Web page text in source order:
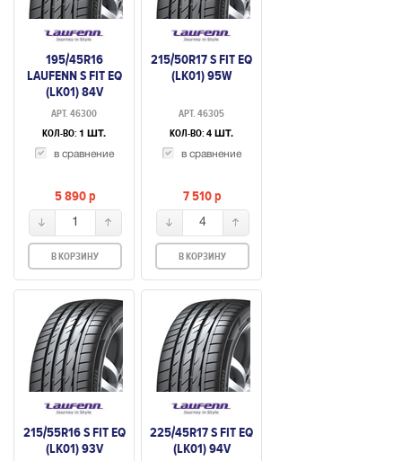
195/45R16
LAUFENN S FIT EQ
(LK01) 84V
АРТ. 46300
КОЛ-ВО: 1 ШТ.
в сравнение
5 890p
1
В КОРЗИНУ
215/50R17 S FIT EQ
(LK01) 95W
АРТ. 46305
КОЛ-ВО: 4 ШТ.
в сравнение
7 510p
4
В КОРЗИНУ
215/55R16 S FIT EQ
(LK01) 93V
225/45R17 S FIT EQ
(LK01) 94V